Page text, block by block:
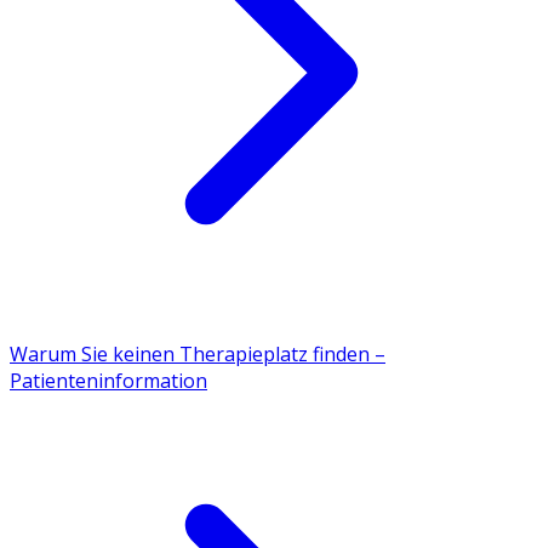
Warum Sie keinen Therapieplatz finden –
Patienteninformation